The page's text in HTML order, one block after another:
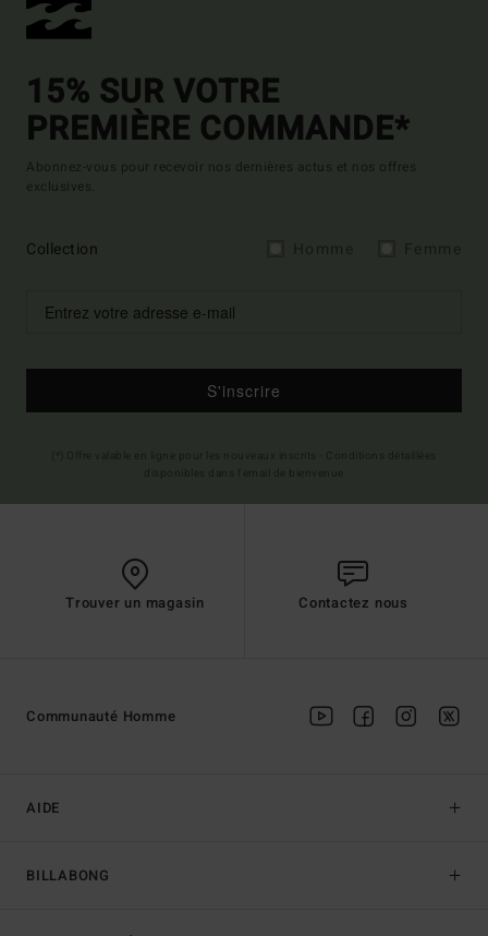
15% SUR VOTRE
PREMIÈRE COMMANDE*
Abonnez-vous pour recevoir nos dernières actus et nos offres
exclusives.
Collection
S'inscrire
Trouver un magasin Contactez nous
AIDE
BILLABONG
Communauté Homme